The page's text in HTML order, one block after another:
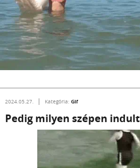
2024.05.27. Kategória: Gif
Pedig milyen szépen indult